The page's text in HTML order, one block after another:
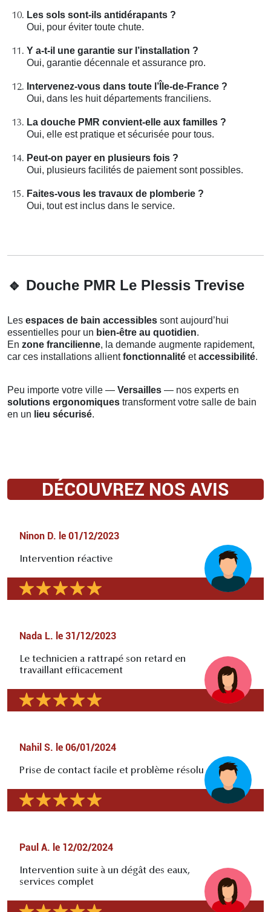
Les sols sont-ils antidérapants ?
Oui, pour éviter toute chute.
Y a-t-il une garantie sur l’installation ?
Oui, garantie décennale et assurance pro.
Intervenez-vous dans toute l’Île-de-France ?
Oui, dans les huit départements franciliens.
La douche PMR convient-elle aux familles ?
Oui, elle est pratique et sécurisée pour tous.
Peut-on payer en plusieurs fois ?
Oui, plusieurs facilités de paiement sont possibles.
Faites-vous les travaux de plomberie ?
Oui, tout est inclus dans le service.
🔹 Douche PMR Le Plessis Trevise
Les espaces de bain accessibles sont aujourd’hui
essentielles pour un bien-être au quotidien.
En zone francilienne, la demande augmente rapidement,
car ces installations allientfonctionnalité etaccessibilité.
Peu importe votre ville — Versailles — nos experts en
solutions ergonomiques transforment votre salle de bain
en un lieu sécurisé.
DÉCOUVREZ NOS AVIS
Ninon D. le 01/12/2023
Intervention réactive
Nada L. le 31/12/2023
Le technicien a rattrapé son retard en
travaillant efficacement
Nahil S. le 06/01/2024
Prise de contact facile et problème résolu
Paul A. le 12/02/2024
Intervention suite à un dégât des eaux,
services complet